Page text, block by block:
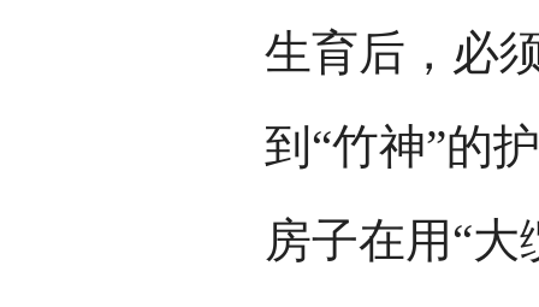
生育后，必
到“竹神”的
房子在用“